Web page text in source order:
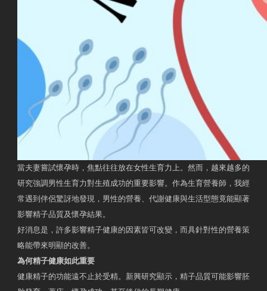
當夫妻嘗試懷孕時，焦點往往放在女性生育力上。然而，越來越多的
研究強調男性生育力對生殖成功的重要影響。作為生育營養師，我經
常遇到伴侶驚訝地發現，男性的營養、代謝健康與生活型態竟能顯著
影響精子品質及懷孕結果。
好消息是，許多影響精子健康的因素皆可改變，而具針對性的營養策
略能帶來明顯的改善。
為何精子健康如此重要
健康精子的功能遠不止於受精。新興研究顯示，精子品質可能影響胚